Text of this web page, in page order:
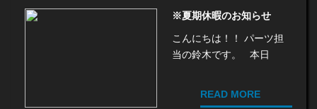
※夏期休暇のお知らせ
こんにちは！！ パーツ担
当の鈴木です。 本日
READ MORE